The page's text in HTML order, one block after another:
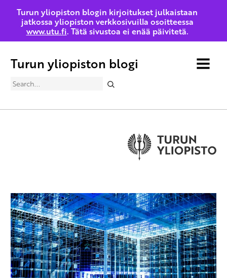
Turun yliopiston blogi MENU
Search
Turun yliopiston blogin kirjoitukset julkaistaan
jatkossa yliopiston verkkosivuilla osoitteessa
www.utu.fi. Tätä sivustoa ei enää päivitetä.